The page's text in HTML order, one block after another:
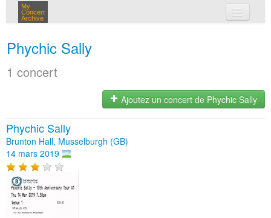
My
Concert
Archive
Phychic Sally
1 concert
Ajoutez un concert de Phychic Sally
Phychic Sally
Brunton Hall, Musselburgh (GB)
14 mars 2019